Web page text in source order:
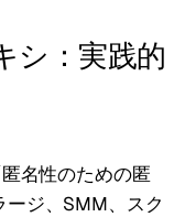
シ：実践的
名性のための匿
ジ、SMM、スク